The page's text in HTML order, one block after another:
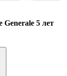
Generale 5 лет